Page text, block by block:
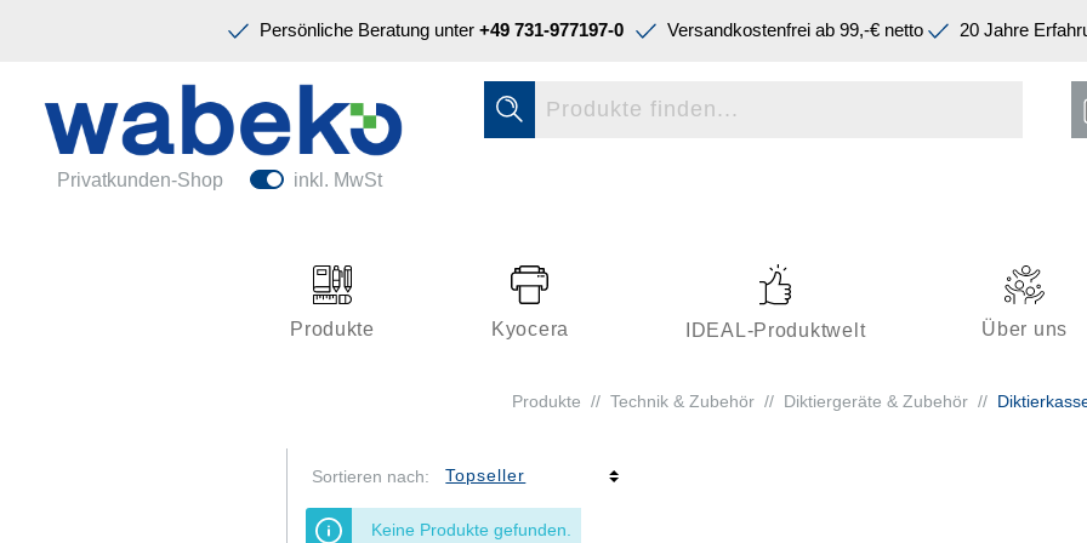
Persönliche Beratung unter +49 731-977197-0 Versandkostenfrei ab 99,-€ netto 20 Jahre
Privatkunden-Shop inkl. MwSt
Produkte Kyocera IDEAL-Produktwelt Über uns
Ordnen & Registrieren
Papiere & Blöcke
Büroeinrichtung
Kleben & Versenden
Schreiben & Korrigieren
Nützliches im Büro
Produkte // Technik & Zubehör // Diktiergeräte & Zubehör //
Sortieren nach:
Keine Produkte gefunden.
Schreiben & Korrigieren